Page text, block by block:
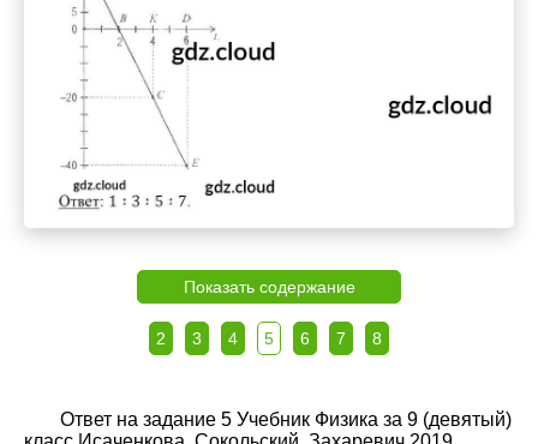
Показать содержание
2 3 4 5 6 7 8
Ответ на задание 5 Учебник Физика за 9 (девятый)